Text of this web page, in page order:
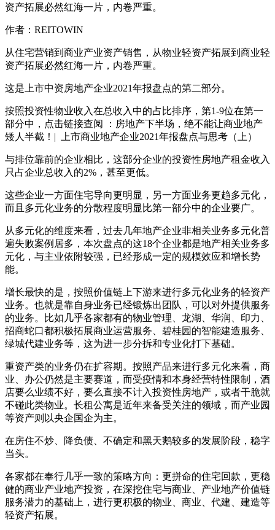
资产拓展必然红海一片，内卷严重。
作者：REITOWIN
从住宅营销到商业产业资产销售，从物业轻资产拓展到商业轻
资产拓展必然红海一片，内卷严重。
这是上市中资房地产企业2021年报盘点的第二部分。
按照投资性物业收入在总收入中的占比排序，第1-9位在第一
部分中，点击链接查阅 ：房地产下半场，绝不能让商业地产
矮人半截！| 上市商业地产企业2021年报盘点与思考（上）
与排位靠前的企业相比，这部分企业的投资性房地产租金收入
只占企业总收入的2%，甚至更低。
这些企业一方面住宅导向更明显，另一方面业务更趋多元化，
而且多元化业务的分散程度明显比第一部分中的企业要广。
从多元化的维度来看，过去几年地产企业非相关业务多元化普
遍失败案例居多，本次盘点的这18个企业都是地产相关业务多
元化，与主业依附较强，已经形成一定的规模效应和增长势
能。
增长最快的是，按照价值链上下游来进行多元化业务的轻资产
业务。也就是靠自身业务已经锻炼出团队，可以对外提供服务
的业务。比如几乎各家都有的物业管理、龙湖、华润、印力、
招商蛇口都积极拓展商业运营服务、碧桂园的智能建造服务、
绿城代建业务等，这为进一步分拆和专业化打下基础。
重资产类的业务仍在扩容期。按照产品来进行多元化来看，商
业、办公仍然是主要赛道，而受疫情和本身经营特性限制，酒
店要么业绩不好，要么直接不计入投资性房地产，或者干脆就
不碰此类物业。长租公寓是近年来备受关注的领域，而产业园
等资产则以央企国企为主。
在房住不炒、降负债、不确定和黑天鹅较多的发展阶段，稳字
当头。
各家都在奉行几乎一致的策略方向：更拼命的住宅回款，更稳
健的商业产业地产投资，在深挖住宅与商业、产业地产价值链
服务潜力的基础上，进行更积极的物业、商业、代建、建造等
轻资产拓展。